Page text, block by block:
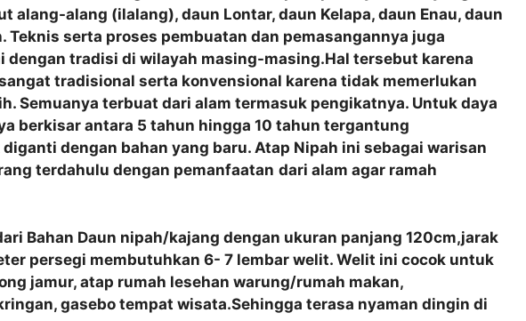
alang-alang (ilalang), daun Lontar, daun Kelapa, daun Enau, daun
Teknis serta proses pembuatan dan pemasangannya juga
dengan tradisi di wilayah masing-masing.Hal tersebut karena
tradisional serta konvensional karena tidak memerlukan
Semuanya terbuat dari alam termasuk pengikatnya. Untuk daya
berkisar antara 5 tahun hingga 10 tahun tergantung
dengan bahan yang baru. Atap Nipah ini sebagai warisan
terdahulu dengan pemanfaatan dari alam agar ramah
Bahan Daun nipah/kajang dengan ukuran panjang 120cm,jarak
persegi membutuhkan 6- 7 lembar welit. Welit ini cocok untuk
jamur, atap rumah lesehan warung/rumah makan,
gasebo tempat wisata.Sehingga terasa nyaman dingin di